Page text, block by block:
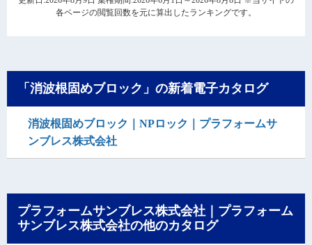
各ページの閲覧回数を元に算出したランキングです。
「消波根固めブロック」の新着電子カタログ
消波根固めブロック｜NPロック｜プラフォームサ
ンブレス株式会社
プラフォームサンブレス株式会社｜プラフォーム
サンブレス株式会社の他のカタログ